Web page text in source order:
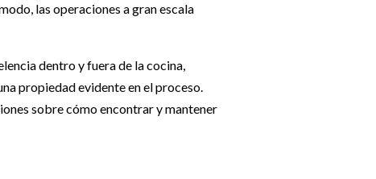
las operaciones a gran escala
dentro y fuera de la cocina,
propiedad evidente en el proceso.
sobre cómo encontrar y mantener